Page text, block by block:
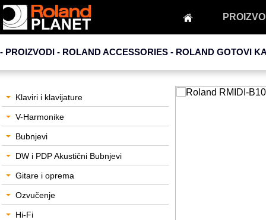
- PROIZVODI - ROLAND ACCESSORIES - ROLAND GOTOVI
Klaviri i klavijature
V-Harmonike
Bubnjevi
DW i PDP Akustični Bubnjevi
Gitare i oprema
Ozvučenje
Hi-Fi